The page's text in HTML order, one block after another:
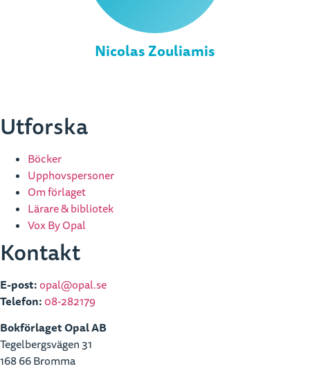
Nicolas Zouliamis
Utforska
Böcker
Upphovspersoner
Om förlaget
Lärare & bibliotek
Vox By Opal
Kontakt
E-post:opal@opal.se
Telefon:08-282179
Bokförlaget Opal AB
Tegelbergsvägen 31
168 66 Bromma